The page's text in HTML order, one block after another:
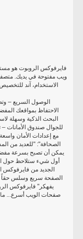
فايرفوكس الروبوت هو
ويب مفتوحة في يديك.
الاستخدام، آند
الوصول السريع –
الاحتفاظ بمواقعك
البحث الذكية وسهلة
للجوال صندوق الأمانات
مع إعدادات الأمان
الصحافة": "للعديد من
يمكن أن تصبح بسرعة
الجديد من
الصفحة سريع وسلس حقاً
يفهكر" فايرفوكس
صفحات الويب أسرع... ما